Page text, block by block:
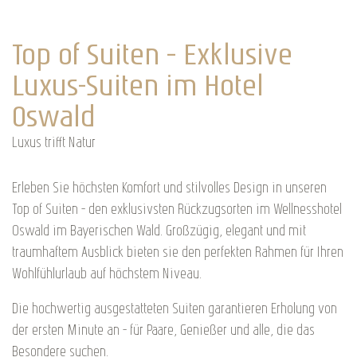
Top of Suiten – Exklusive
Luxus-Suiten im Hotel
Oswald
Luxus trifft Natur
Erleben Sie höchsten Komfort und stilvolles Design in unseren
Top of Suiten – den exklusivsten Rückzugsorten im Wellnesshotel
Oswald im Bayerischen Wald. Großzügig, elegant und mit
traumhaftem Ausblick bieten sie den perfekten Rahmen für Ihren
Wohlfühlurlaub auf höchstem Niveau.
Die hochwertig ausgestatteten Suiten garantieren Erholung von
der ersten Minute an – für Paare, Genießer und alle, die das
Besondere suchen.